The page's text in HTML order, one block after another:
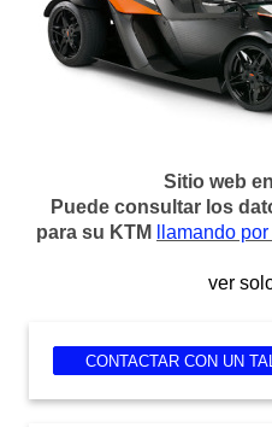
Sitio web
Puede consultar los
para su KTM
llamando
ver
CONTACTAR CON UN